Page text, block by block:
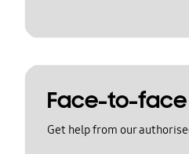
Face-to-
Get help from our